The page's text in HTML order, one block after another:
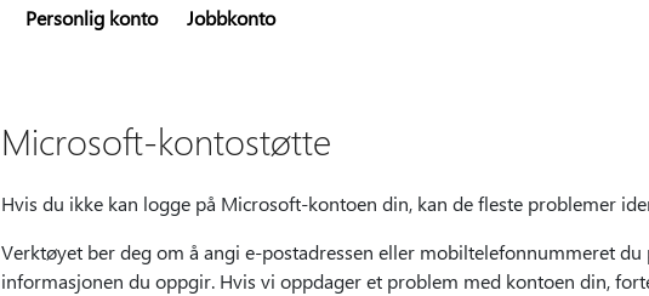
Personlig konto Jobbkonto
Microsoft-kontostøtte
Hvis du ikke kan logge på Microsoft-kontoen din, kan de fleste problemer
Verktøyet ber deg om å angi e-postadressen eller mobiltelefonnummeret
informasjonen du oppgir. Hvis vi oppdager et problem med kontoen din,